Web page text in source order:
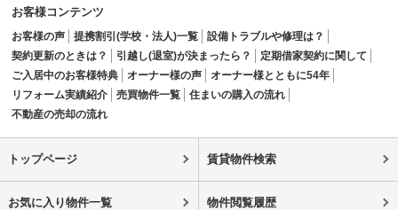
お客様コンテンツ
お客様の声 提携割引(学校・法人)一覧
設備トラブルや修理は？
契約更新のときは？
引越し(退室)が決まったら？
定期借家契約に関して
ご入居中のお客様特典
オーナー様の声
オーナー様とともに54年
リフォーム実績紹介
売買物件一覧
住まいの購入の流れ
不動産の売却の流れ
トップページ 賃貸物件検索
お気に入り物件一覧 物件閲覧履歴